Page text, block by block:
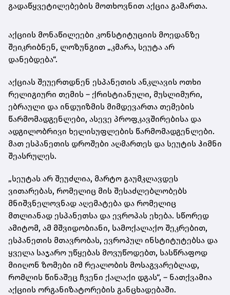
გადაწყვეტილებების მოთხოვნით აქცია გამართა.
აქციის მონაწილეები კონსტიტუციის მოედანზე
შეიკრიბნენ, ლოზუნგით „კმარა, სეუტა არ
დანებდება“.
აქციას შეუერთდნენ ესპანეთის ანკლავის ოთხი
რელიგიური თემის – ქრისტიანული, მუსლიმური,
ებრაული და ინდუიზმის მიმდევართა თემების
წარმომადგენლები, ასევე პროფკავშირებისა და
ადგილობრივი ხელისუფლების წარმომადგენლები.
მათ ესპანეთის დროშები აღმართეს და სეუტის ჰიმნი
შეასრულეს.
„სეუტას არ შეუძლია, მარტო გაუმკლავდეს
ვითარებას, რომელიც მის შესაძლებლობებს
მნიშვნელოვნად აღემატება და რომელიც
მთლიანად ესპანეთსა და ევროპას ეხება. სწორედ
ამიტომ, ამ მშვიდობიანი, სამოქალაქო შეკრებით,
ესპანეთის მთავრობას, ევროპულ ინსტიტუტებსა და
ყველა საჯარო უწყებას მოვუწოდებთ, სასწრაფოდ
მიიღონ ზომები იმ რეალობის მოსაგვარებლად,
რომლის წინაშეც ჩვენი ქალაქი დგას“, – ნათქვამია
აქციის ორგანიზატორების განცხადებაში.